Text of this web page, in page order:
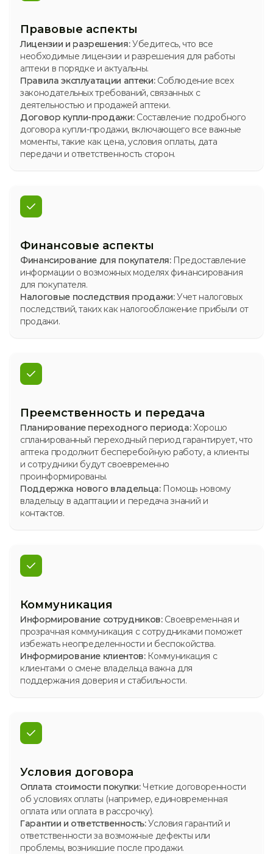
Правовые аспекты
Лицензии и разрешения:Убедитесь, что все
необходимые лицензии и разрешения для работы
аптеки в порядке и актуальны.
Правила эксплуатации аптеки: Соблюдение всех
законодательных требований, связанных с
деятельностью и продажей аптеки.
Договор купли-продажи: Составление подробного
договора купли-продажи, включающего все важные
моменты, такие как цена, условия оплаты, дата
передачи и ответственность сторон.
Финансовые аспекты
Финансирование для покупателя: Предоставление
информации о возможных моделях финансирования
для покупателя.
Налоговые последствия продажи:Учет налоговых
последствий, таких как налогообложение прибыли от
продажи.
Преемственность и передача
Планирование переходного периода:Хорошо
спланированный переходный период гарантирует, что
аптека продолжит бесперебойную работу, а клиенты
и сотрудники будут своевременно
проинформированы.
Поддержка нового владельца: Помощь новому
владельцу в адаптации и передача знаний и
контактов.
Коммуникация
Информирование сотрудников: Своевременная и
прозрачная коммуникация с сотрудниками поможет
избежать неопределенности и беспокойства.
Информирование клиентов: Коммуникация с
клиентами о смене владельца важна для
поддержания доверия и стабильности.
Условия договора
Оплата стоимости покупки: Четкие договоренности
об условиях оплаты (например, единовременная
оплата или оплата в рассрочку).
Гарантии и ответственность:Условия гарантий и
ответственности за возможные дефекты или
проблемы, возникшие после продажи.